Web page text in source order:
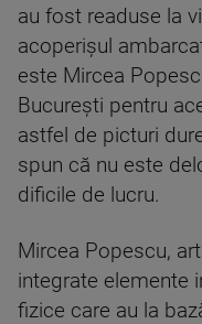
au fost readuse la
acoperişul
este Mircea
București pentru
astfel de picturi
spun că nu este
dificile de lucru.
Mircea Popescu,
integrate elemente
fizice care au la